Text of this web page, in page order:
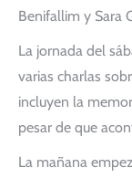
Benifallim y Sara
La jornada del
varias charlas
incluyen la
pesar de que
La mañana